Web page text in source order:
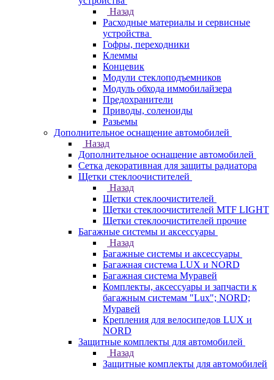
Назад
Расходные материалы и сервисные
устройства
Гофры, переходники
Клеммы
Концевик
Модули стеклоподъемников
Модуль обхода иммобилайзера
Предохранители
Приводы, соленоиды
Разьемы
Дополнительное оснащение автомобилей
Назад
Дополнительное оснащение автомобилей
Сетка декоративная для защиты радиатора
Щетки стеклоочистителей
Назад
Щетки стеклоочистителей
Щетки стеклоочистителей MTF LIGHT
Щетки стеклоочистителей прочие
Багажные системы и аксессуары
Назад
Багажные системы и аксессуары
Багажная система LUX и NORD
Багажная система Муравей
Комплекты, аксессуары и запчасти к
багажным системам "Lux"; NORD;
Муравей
Крепления для велосипедов LUX и
NORD
Защитные комплекты для автомобилей
Назад
Защитные комплекты для автомобилей